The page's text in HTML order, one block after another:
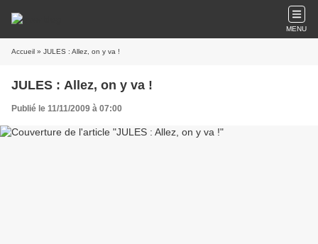
MENU
Accueil » JULES : Allez, on y va !
JULES : Allez, on y va !
Publié le 11/11/2009 à 07:00